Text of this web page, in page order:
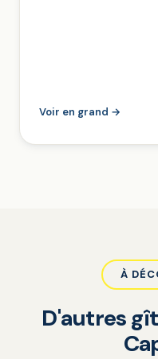
Voir en grand →
À
D'autres